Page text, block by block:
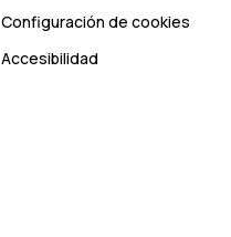
Configuración de cookies
Accesibilidad